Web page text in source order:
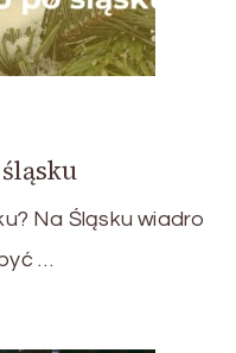
Na Śląsku wiadro
…